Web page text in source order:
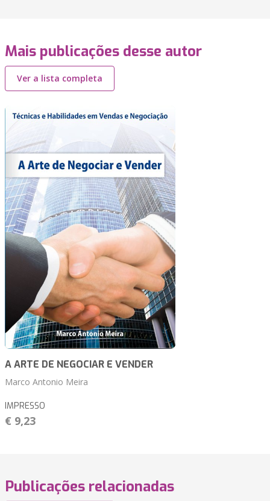
Mais publicações desse autor
Ver a lista completa
A ARTE DE NEGOCIAR E VENDER
Marco Antonio Meira
IMPRESSO
€ 9,23
Publicações relacionadas